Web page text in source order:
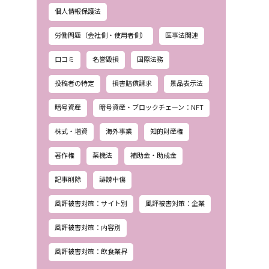
個人情報保護法
労働問題（会社側・使用者側） 医事法関連
口コミ 名誉毀損 国際法務
投稿者の特定 損害賠償請求 景品表示法
暗号資産 暗号資産・ブロックチェーン：NFT
株式・増資 海外事業 知的財産権
著作権 薬機法 補助金・助成金
記事削除 誹謗中傷
風評被害対策：サイト別 風評被害対策：企業
風評被害対策：内容別
風評被害対策：飲食業界